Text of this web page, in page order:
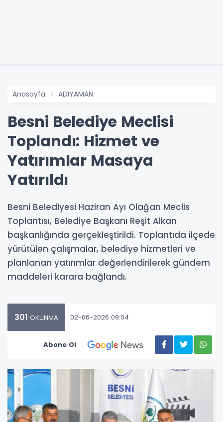
Anasayfa ADIYAMAN
Besni Belediye Meclisi
Toplandı: Hizmet ve
Yatırımlar Masaya
Yatırıldı
Besni Belediyesi Haziran Ayı Olağan Meclis
Toplantısı, Belediye Başkanı Reşit Alkan
başkanlığında gerçekleştirildi. Toplantıda ilçede
yürütülen çalışmalar, belediye hizmetleri ve
planlanan yatırımlar değerlendirilerek gündem
maddeleri karara bağlandı.
301 OKUNMA 02-06-2026 09:04
Abone Ol